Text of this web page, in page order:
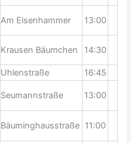
Am Eisenhammer 13:00
Krausen Bäumchen 14:30
Uhlenstraße
16:45
Seumannstraße 13:00
Bäuminghausstraße 11:00